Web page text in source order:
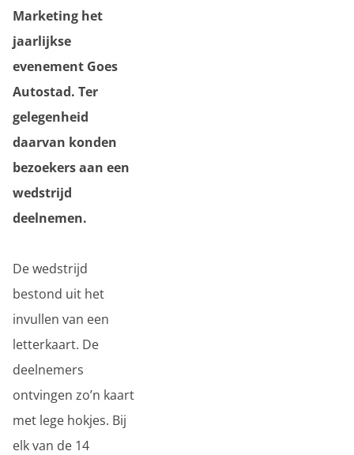
Marketing het
jaarlijkse
evenement Goes
Autostad. Ter
gelegenheid
daarvan konden
bezoekers aan een
wedstrijd
deelnemen.
De wedstrijd
bestond uit het
invullen van een
letterkaart. De
deelnemers
ontvingen zo’n kaart
met lege hokjes. Bij
elk van de 14